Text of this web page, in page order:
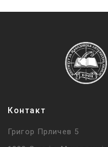
Контакт
Григор Прличев 5